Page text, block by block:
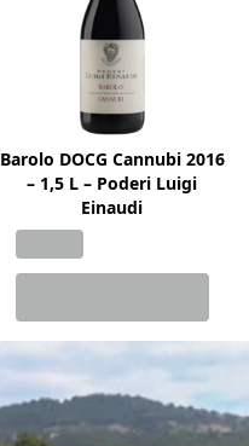
Barolo DOCG Cannubi 2016
– 1,5 L – Poderi Luigi
Einaudi